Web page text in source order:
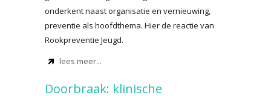
onderkent naast organisatie en vernieuwing,
preventie als hoofdthema. Hier de reactie van
Rookpreventie Jeugd.
lees meer...
Doorbraak: klinische